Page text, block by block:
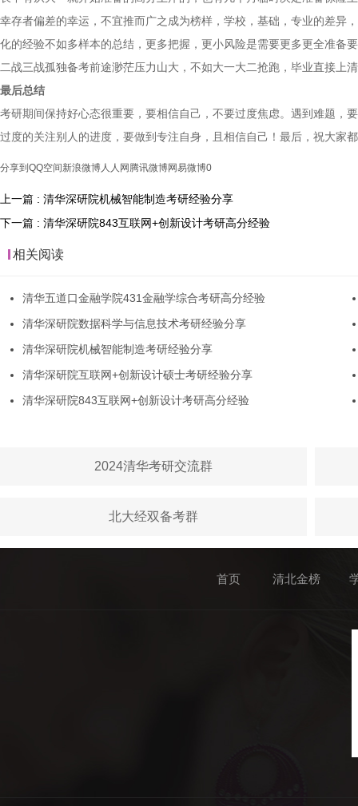
幸存者偏差的幸运，不宜推而广之成为榜样，学校，基础，专业的差异
化的经验不如多样本的总结，更多把握，更小风险是需要更多更全准备
二战三战孤独备考前途渺茫压力山大，不如大一大二抢跑，毕业直接上
最后总结
考研期间保持好心态很重要，要相信自己，不要过度焦虑。遇到难题，
过度的关注别人的进度，要做到专注自身，且相信自己！最后，祝大家
分享到 QQ空间 新浪微博人人网 腾讯微博网易微博0
上一篇 : 清华深研院机械智能制造考研经验分享
下一篇 : 清华深研院843互联网+创新设计考研高分经验
相关阅读
清华五道口金融学院431金融学综合考研高分经验
清华深研院数据科学与信息技术考研经验分享
清华深研院机械智能制造考研经验分享
清华深研院互联网+创新设计硕士考研经验分享
清华深研院843互联网+创新设计考研高分经验
2024清华考研交流群
北大经双备考群
首页 清北金榜